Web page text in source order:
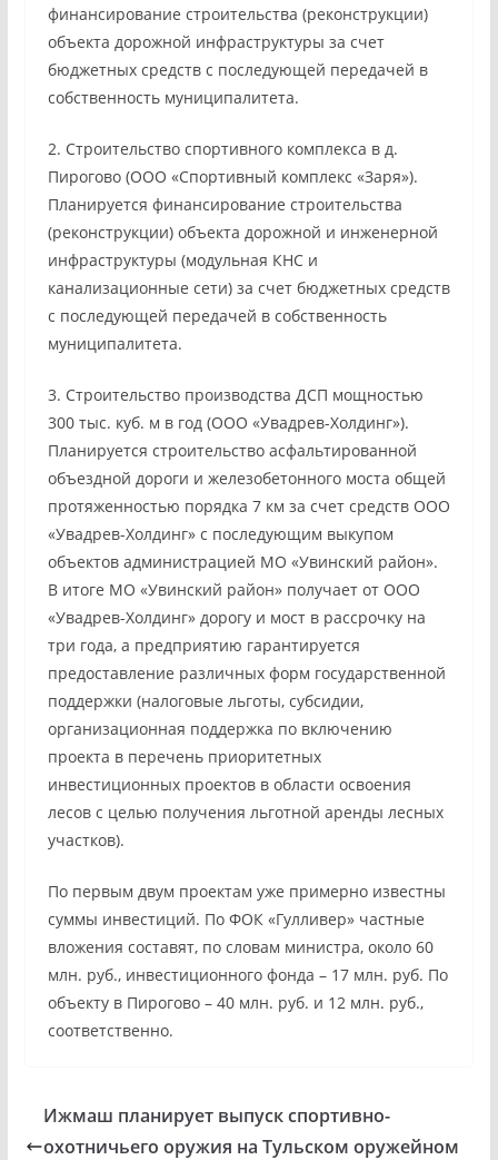
финансирование строительства (реконструкции)
объекта дорожной инфраструктуры за счет
бюджетных средств с последующей передачей в
собственность муниципалитета.
2. Строительство спортивного комплекса в д.
Пирогово (ООО «Спортивный комплекс «Заря»).
Планируется финансирование строительства
(реконструкции) объекта дорожной и инженерной
инфраструктуры (модульная КНС и
канализационные сети) за счет бюджетных средств
с последующей передачей в собственность
муниципалитета.
3. Строительство производства ДСП мощностью
300 тыс. куб. м в год (ООО «Увадрев-Холдинг»).
Планируется строительство асфальтированной
объездной дороги и железобетонного моста общей
протяженностью порядка 7 км за счет средств ООО
«Увадрев-Холдинг» с последующим выкупом
объектов администрацией МО «Увинский район».
В итоге МО «Увинский район» получает от ООО
«Увадрев-Холдинг» дорогу и мост в рассрочку на
три года, а предприятию гарантируется
предоставление различных форм государственной
поддержки (налоговые льготы, субсидии,
организационная поддержка по включению
проекта в перечень приоритетных
инвестиционных проектов в области освоения
лесов с целью получения льготной аренды лесных
участков).
По первым двум проектам уже примерно известны
суммы инвестиций. По ФОК «Гулливер» частные
вложения составят, по словам министра, около 60
млн. руб., инвестиционного фонда – 17 млн. руб. По
объекту в Пирогово – 40 млн. руб. и 12 млн. руб.,
соответственно.
Ижмаш планирует выпуск спортивно-
охотничьего оружия на Тульском оружейном